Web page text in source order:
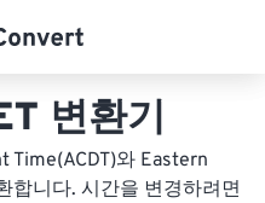
변환기
Time(ACDT)와 Eastern
합니다. 시간을 변경하려면